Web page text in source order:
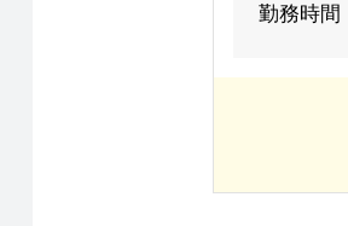
勤務時間